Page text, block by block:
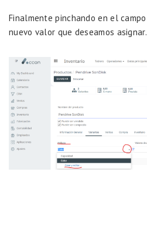
Finalmente pinchando en el campo
nuevo valor que deseamos asignar.